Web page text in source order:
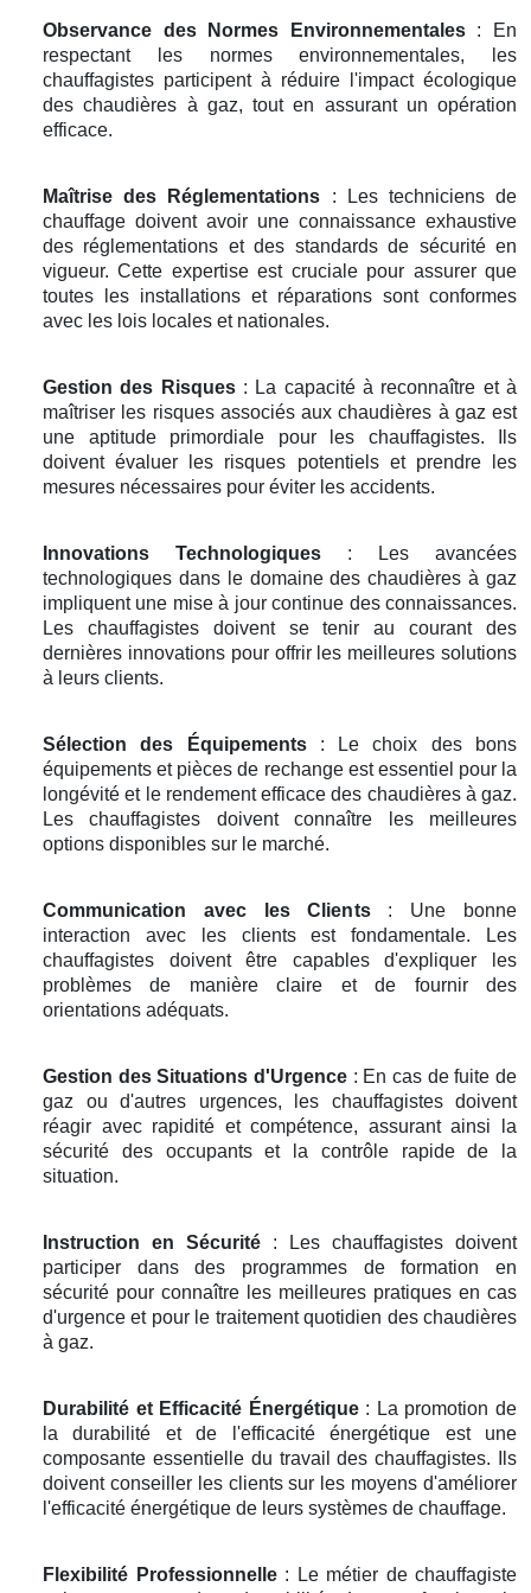
Observance des Normes Environnementales: En
respectant les normes environnementales, les
chauffagistes participent à réduire l'impact écologique
des chaudières à gaz, tout en assurant un opération
efficace.
Maîtrise des Réglementations : Les techniciens de
chauffage doivent avoir une connaissance exhaustive
des réglementations et des standards de sécurité en
vigueur. Cette expertise est cruciale pour assurer que
toutes les installations et réparations sont conformes
avec les lois locales et nationales.
Gestion des Risques: La capacité à reconnaître et à
maîtriser les risques associés aux chaudières à gaz est
une aptitude primordiale pour les chauffagistes. Ils
doivent évaluer les risques potentiels et prendre les
mesures nécessaires pour éviter les accidents.
Innovations Technologiques : Les avancées
technologiques dans le domaine des chaudières à gaz
impliquent une mise à jour continue des connaissances.
Les chauffagistes doivent se tenir au courant des
dernières innovations pour offrir les meilleures solutions
à leurs clients.
Sélection des Équipements: Le choix des bons
équipements et pièces de rechange est essentiel pour la
longévité et le rendement efficace des chaudières à gaz.
Les chauffagistes doivent connaître les meilleures
options disponibles sur le marché.
Communication avec les Clients: Une bonne
interaction avec les clients est fondamentale. Les
chauffagistes doivent être capables d'expliquer les
problèmes de manière claire et de fournir des
orientations adéquats.
Gestion des Situations d'Urgence : En cas de fuite de
gaz ou d'autres urgences, les chauffagistes doivent
réagir avec rapidité et compétence, assurant ainsi la
sécurité des occupants et la contrôle rapide de la
situation.
Instruction en Sécurité : Les chauffagistes doivent
participer dans des programmes de formation en
sécurité pour connaître les meilleures pratiques en cas
d'urgence et pour le traitement quotidien des chaudières
à gaz.
Durabilité et Efficacité Énergétique: La promotion de
la durabilité et de l'efficacité énergétique est une
composante essentielle du travail des chauffagistes. Ils
doivent conseiller les clients sur les moyens d'améliorer
l'efficacité énergétique de leurs systèmes de chauffage.
Flexibilité Professionnelle: Le métier de chauffagiste